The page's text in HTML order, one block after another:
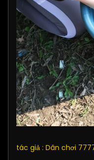
tác giả : Dân chơi